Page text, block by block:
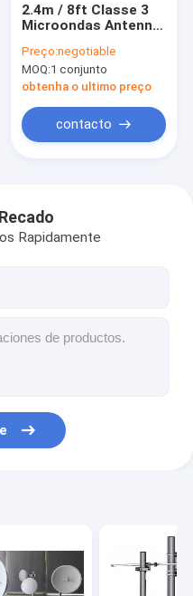
2.4m / 8ft Classe 3
Microondas Antenna
polarizada 7,125 GHz
Preço:negotiable
MOQ:1 conjunto
obtenha o ultimo preço
contacto
Rapidamente